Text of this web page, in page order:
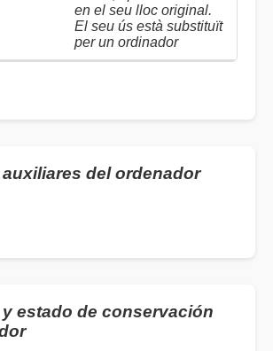
en el seu lloc original.
El seu ús està substituït
per un ordinador
del ordenador
estado de conservación